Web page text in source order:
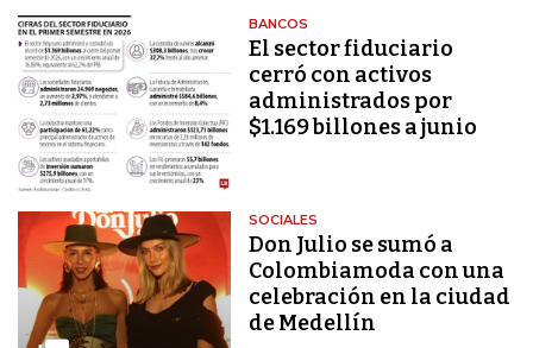
BANCOS
El sector fiduciario
cerró con activos
administrados por
$1.169 billones a junio
SOCIALES
Don Julio se sumó a
Colombiamoda con una
celebración en la ciudad
de Medellín